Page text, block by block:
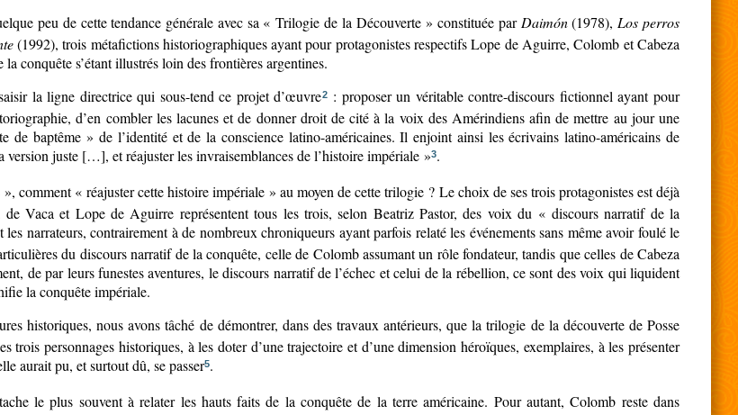
peu de cette tendance générale avec sa « Trilogie de la Découverte » constituée par Daimón(1978), Los perros
(1992), trois métafictions historiographiques ayant pour protagonistes respectifs Lope de Aguirre, Colomb et Cabeza
conquête s’étant illustrés loin des frontières argentines.
la ligne directrice qui sous-tend ce projet d’œuvre2: proposer un véritable contre-discours fictionnel ayant pour
d’en combler les lacunes et de donner droit de cité à la voix des Amérindiens afin de mettre au jour une
de baptême » de l’identité et de la conscience latino-américaines. Il enjoint ainsi les écrivains latino-américains de
version juste […], et réajuster les invraisemblances de l’histoire impériale »3.
comment « réajuster cette histoire impériale » au moyen de cette trilogie ? Le choix de ses trois protagonistes est déjà
Vaca et Lope de Aguirre représentent tous les trois, selon Beatriz Pastor, des voix du « discours narratif de la
narrateurs, contrairement à de nombreux chroniqueurs ayant parfois relaté les événements sans même avoir foulé le
du discours narratif de la conquête, celle de Colomb assumant un rôle fondateur, tandis que celles de Cabeza
de par leurs funestes aventures, le discours narratif de l’échec et celui de la rébellion, ce sont des voix qui liquident
la conquête impériale.
historiques, nous avons tâché de démontrer, dans des travaux antérieurs, que la trilogie de la découverte de Posse
trois personnages historiques, à les doter d’une trajectoire et d’une dimension héroïques, exemplaires, à les présenter
aurait pu, et surtout dû, se passer5.
le plus souvent à relater les hauts faits de la conquête de la terre américaine. Pour autant, Colomb reste dans